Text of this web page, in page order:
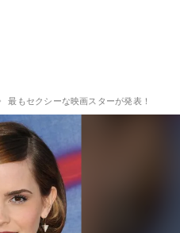
最もセクシーな映画スターが発表！